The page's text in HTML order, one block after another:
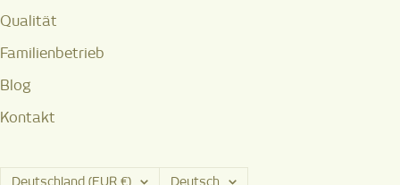
Qualität
Familienbetrieb
Blog
Kontakt
Land/Region
Deutschland (EUR €) Sprache
Deutsch